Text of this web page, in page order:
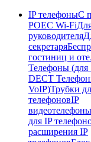
IP телефоныС
POEC Wi-Fi
руководителя
секретаря
гостиниц и
Телефоны (для
DECT
VoIP)Трубки
телефоновIP
видеотелефоны
для IP
расширения IP